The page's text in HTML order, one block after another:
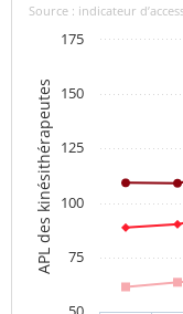
APL des kinésithérapeutes
Source : indicateur
75
100
125
150
175